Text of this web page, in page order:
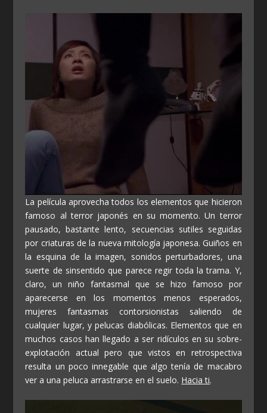
La película aprovecha todos los elementos que hicieron
famoso al terror japonés en su momento. Un terror
pausado, bastante lento, secuencias sutiles seguidas
por criaturas de la nueva mitología japonesa. Guiños en
la esquina de la imagen, sonidos perturbadores, una
suerte de sinsentido que parece regir toda la trama. Y,
claro, un niño fantasmal que se hizo famoso por
aparecerse en los momentos menos esperados,
mujeres fantasmas contorsionistas saliendo de
cualquier lugar, y pelucas diabólicas. Elementos que en
muchos casos han llegado a ser ridículos en su sobre-
explotación actual pero que vistos en retrospectiva
resulta un poco innegable que algo tenía de macabro
ver a una peluca arrastrarse en el suelo. Hacia ti.